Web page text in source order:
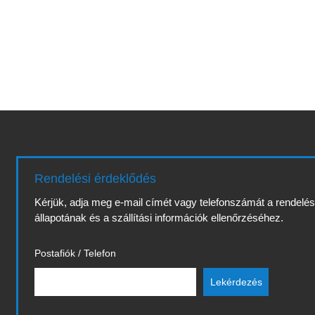
Rendelési érdeklődés
Kérjük, adja meg e-mail címét vagy telefonszámát a rendelés
állapotának és a szállítási információk ellenőrzéséhez.
Postafiók / Telefon